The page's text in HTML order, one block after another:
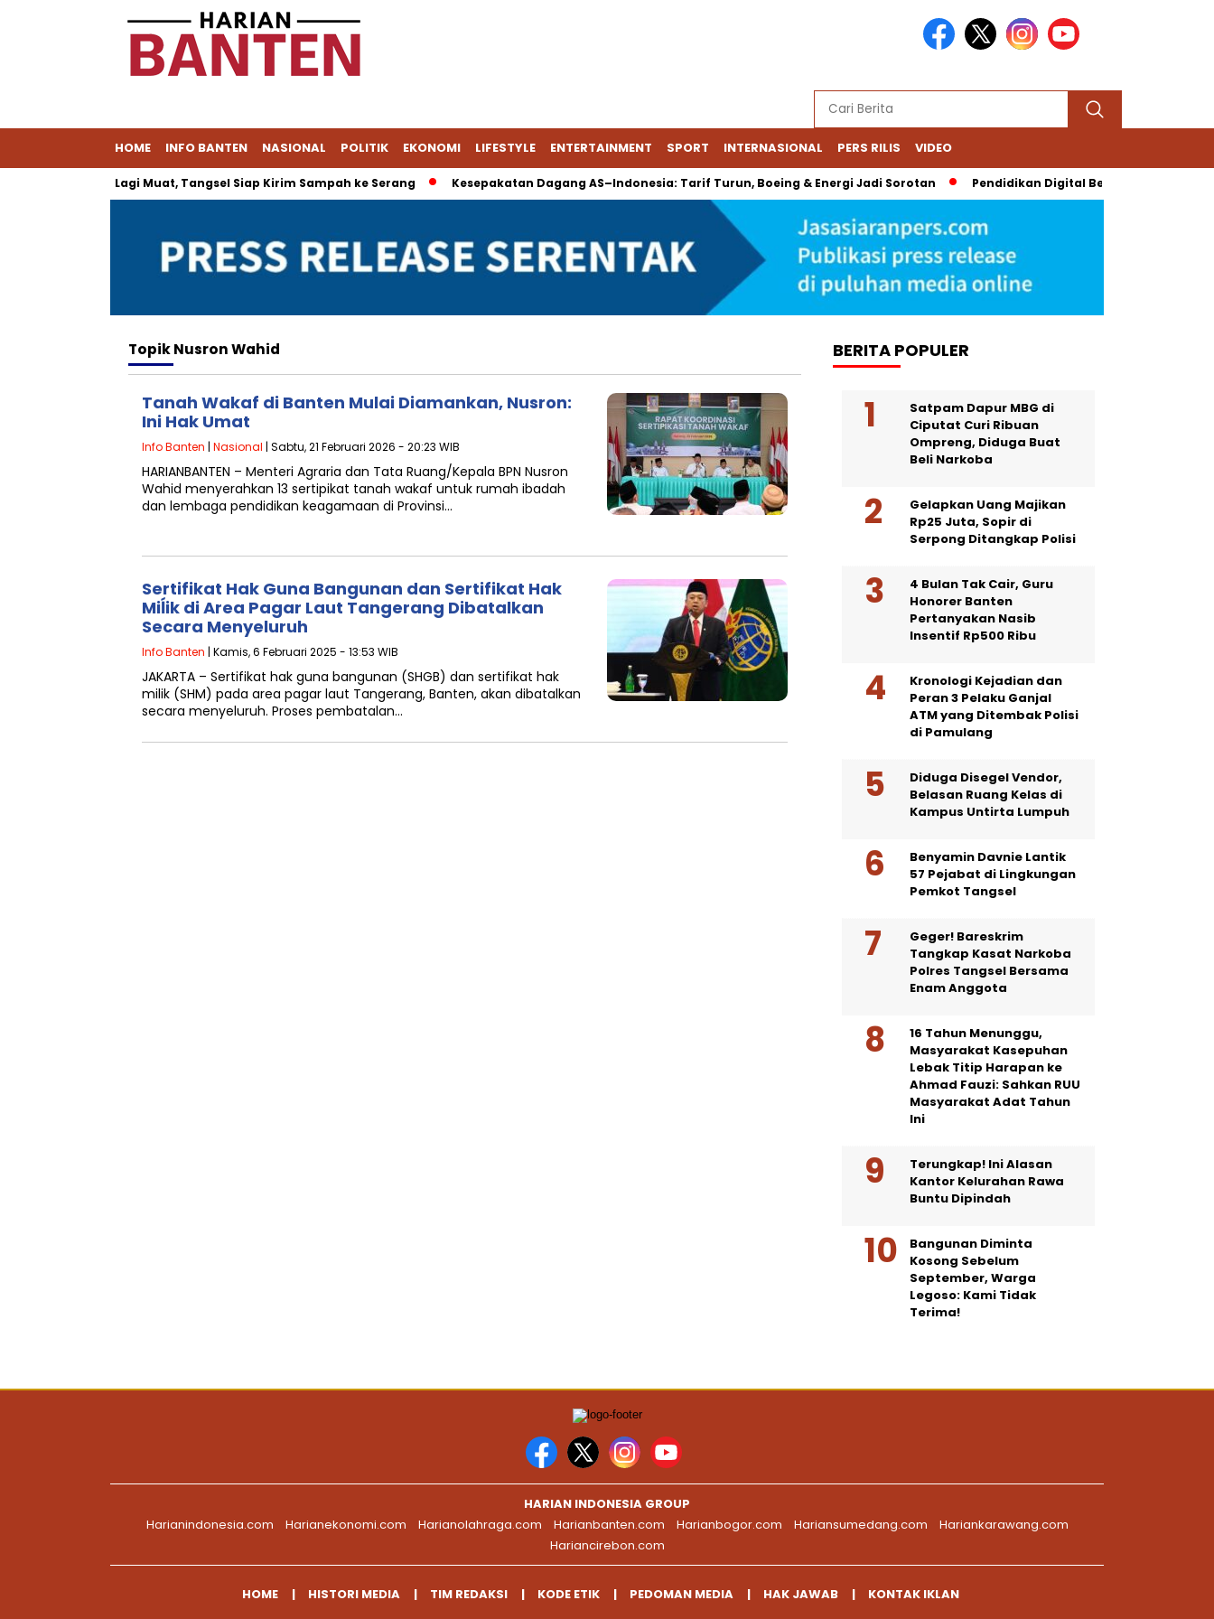
HOME INFO BANTEN NASIONAL POLITIK EKONOMI LIFESTYLE ENTERTAINMENT SPORT INTERNASIONAL PERS RILIS VIDEO
Tak Lagi Muat, Tangsel Siap Kirim Sampah ke Serang Kesepakatan Dagang AS–Indonesia: Tarif Turun, Boeing & Energi Jadi Sorotan Pendidikan Digital Bernoda:
TopikNusron Wahid
Tanah Wakaf di Banten Mulai Diamankan, Nusron:
Ini Hak Umat
Info Banten | Nasional | Sabtu, 21 Februari 2026 - 20:23 WIB
HARIANBANTEN – Menteri Agraria dan Tata Ruang/Kepala BPN Nusron
Wahid menyerahkan 13 sertipikat tanah wakaf untuk rumah ibadah
dan lembaga pendidikan keagamaan di Provinsi…
Sertifikat Hak Guna Bangunan dan Sertifikat Hak
Miĺik di Area Pagar Laut Tangerang Dibatalkan
Secara Menyeluruh
Info Banten | Kamis, 6 Februari 2025 - 13:53 WIB
JAKARTA – Sertifikat hak guna bangunan (SHGB) dan sertifikat hak
milik (SHM) pada area pagar laut Tangerang, Banten, akan dibatalkan
secara menyeluruh. Proses pembatalan…
BERITA POPULER
Satpam Dapur MBG di
Ciputat Curi Ribuan
Ompreng, Diduga Buat
Beli Narkoba
Gelapkan Uang Majikan
Rp25 Juta, Sopir di
Serpong Ditangkap Polisi
4 Bulan Tak Cair, Guru
Honorer Banten
Pertanyakan Nasib
Insentif Rp500 Ribu
Kronologi Kejadian dan
Peran 3 Pelaku Ganjal
ATM yang Ditembak Polisi
di Pamulang
Diduga Disegel Vendor,
Belasan Ruang Kelas di
Kampus Untirta Lumpuh
Benyamin Davnie Lantik
57 Pejabat di Lingkungan
Pemkot Tangsel
Geger! Bareskrim
Tangkap Kasat Narkoba
Polres Tangsel Bersama
Enam Anggota
16 Tahun Menunggu,
Masyarakat Kasepuhan
Lebak Titip Harapan ke
Ahmad Fauzi: Sahkan RUU
Masyarakat Adat Tahun
Ini
Terungkap! Ini Alasan
Kantor Kelurahan Rawa
Buntu Dipindah
Bangunan Diminta
Kosong Sebelum
September, Warga
Legoso: Kami Tidak
Terima!
HARIAN INDONESIA GROUP
Harianindonesia.com
Harianekonomi.com Harianolahraga.com Harianbanten.com Harianbogor.com Hariansumedang.com
Hariankarawang.com
Hariancirebon.com
HOME HISTORI MEDIA TIM REDAKSI KODE ETIK PEDOMAN MEDIA HAK JAWAB KONTAK IKLAN